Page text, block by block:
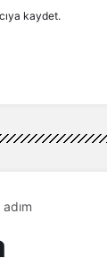
kaydet.